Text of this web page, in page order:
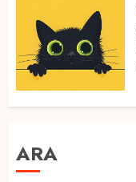
ARA